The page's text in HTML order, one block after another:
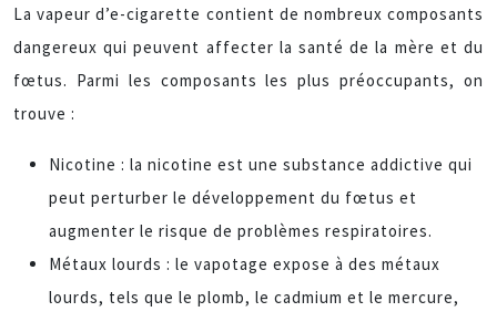
La vapeur d’e-cigarette contient de nombreux composants
dangereux qui peuvent affecter la santé de la mère et du
fœtus. Parmi les composants les plus préoccupants, on
trouve :
Nicotine : la nicotine est une substance addictive qui
peut perturber le développement du fœtus et
augmenter le risque de problèmes respiratoires.
Métaux lourds : le vapotage expose à des métaux
lourds, tels que le plomb, le cadmium et le mercure,